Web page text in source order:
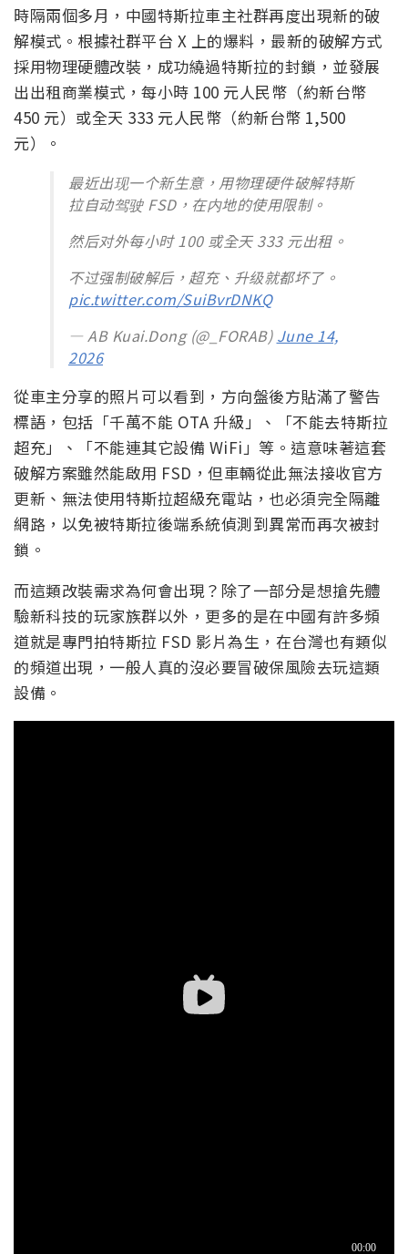
時隔兩個多月，中國特斯拉車主社群再度出現新的破
解模式。根據社群平台 X 上的爆料，最新的破解方式
採用物理硬體改裝，成功繞過特斯拉的封鎖，並發展
出出租商業模式，每小時 100 元人民幣（約新台幣
450 元）或全天 333 元人民幣（約新台幣 1,500
元）。
最近出现一个新生意，用物理硬件破解特斯
拉自动驾驶 FSD，在内地的使用限制。
然后对外每小时 100 或全天 333 元出租。
不过强制破解后，超充、升级就都坏了。
pic.twitter.com/SuiBvrDNKQ
— AB Kuai.Dong (@_FORAB) June 14,
2026
從車主分享的照片可以看到，方向盤後方貼滿了警告
標語，包括「千萬不能 OTA 升級」、「不能去特斯拉
超充」、「不能連其它設備 WiFi」等。這意味著這套
破解方案雖然能啟用 FSD，但車輛從此無法接收官方
更新、無法使用特斯拉超級充電站，也必須完全隔離
網路，以免被特斯拉後端系統偵測到異常而再次被封
鎖。
而這類改裝需求為何會出現？除了一部分是想搶先體
驗新科技的玩家族群以外，更多的是在中國有許多頻
道就是專門拍特斯拉 FSD 影片為生，在台灣也有類似
的頻道出現，一般人真的沒必要冒破保風險去玩這類
設備。